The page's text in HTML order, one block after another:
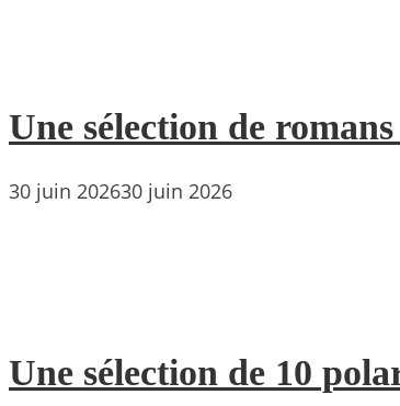
Une sélection de
30 juin 202630 juin 2026
Une sélection de 10